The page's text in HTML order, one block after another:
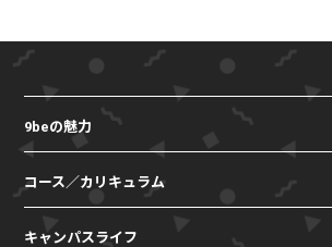
9beの魅力
コース／カリキュラム
キャンパスライフ